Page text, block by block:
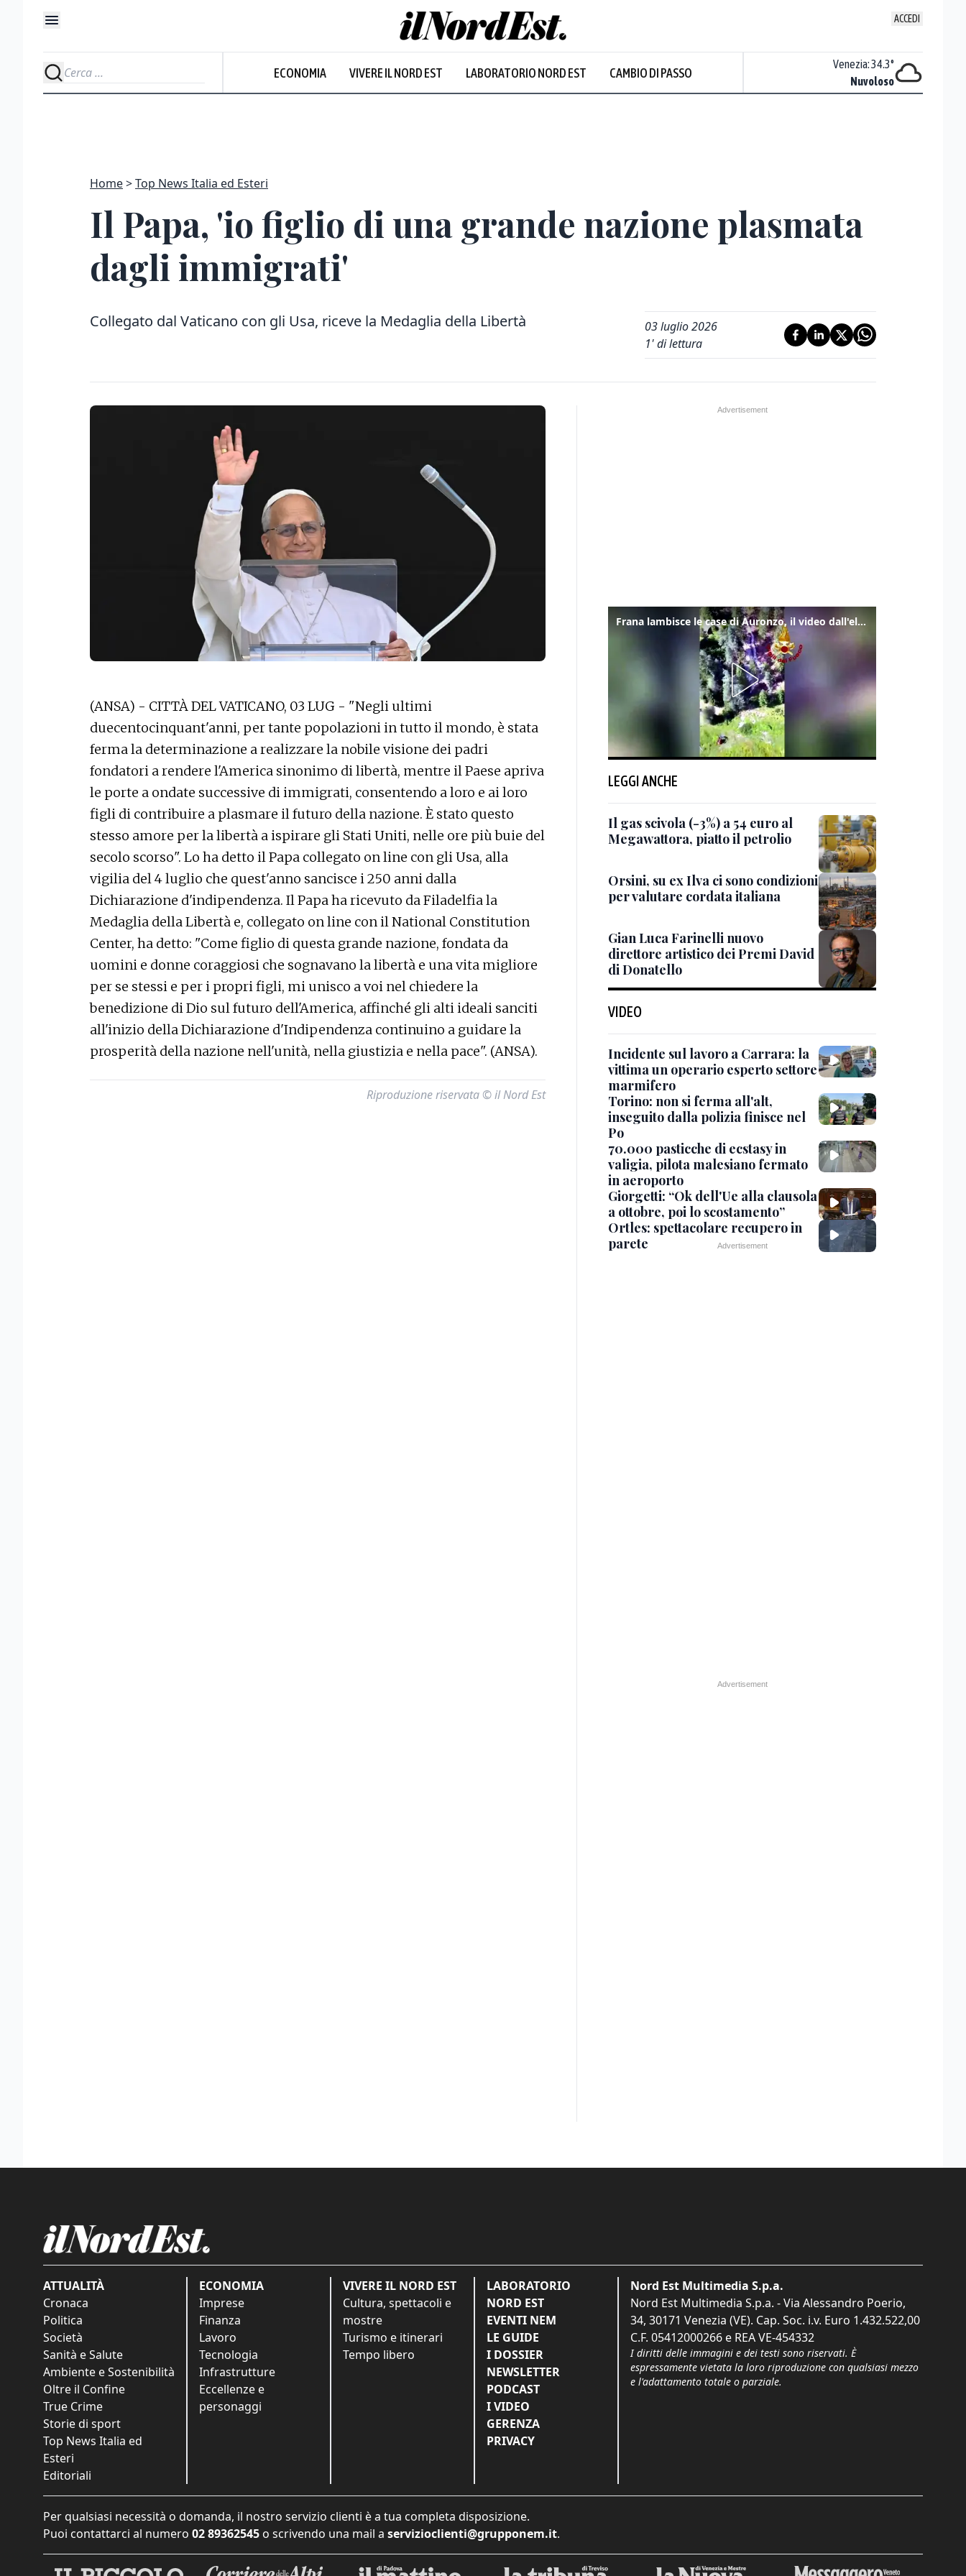
ACCEDI
ECONOMIA VIVERE IL NORD EST LABORATORIO NORD EST CAMBIO DI PASSO
Nuvoloso
Venezia:34.3°
Nuvoloso
Home Top News Italia ed Esteri
Il Papa, 'io figlio di una grande nazione plasmata
dagli immigrati'
Collegato dal Vaticano con gli Usa, riceve la Medaglia della Libertà
03 luglio 2026
1' di lettura
(ANSA) - CITTÀ DEL VATICANO, 03 LUG - "Negli ultimi
duecentocinquant'anni, per tante popolazioni in tutto il mondo, è stata
ferma la determinazione a realizzare la nobile visione dei padri
fondatori a rendere l'America sinonimo di libertà, mentre il Paese apriva
le porte a ondate successive di immigrati, consentendo a loro e ai loro
figli di contribuire a plasmare il futuro della nazione. È stato questo
stesso amore per la libertà a ispirare gli Stati Uniti, nelle ore più buie del
secolo scorso". Lo ha detto il Papa collegato on line con gli Usa, alla
vigilia del 4 luglio che quest'anno sancisce i 250 anni dalla
Dichiarazione d'indipendenza. Il Papa ha ricevuto da Filadelfia la
Medaglia della Libertà e, collegato on line con il National Constitution
Center, ha detto: "Come figlio di questa grande nazione, fondata da
uomini e donne coraggiosi che sognavano la libertà e una vita migliore
per se stessi e per i propri figli, mi unisco a voi nel chiedere la
benedizione di Dio sul futuro dell'America, affinché gli alti ideali sanciti
all'inizio della Dichiarazione d'Indipendenza continuino a guidare la
prosperità della nazione nell'unità, nella giustizia e nella pace". (ANSA).
Riproduzione riservata © il Nord Est
Frana lambisce le case di Auronzo, il video dall'elicottero dei vigili del fuoco
LEGGI ANCHE
Il gas scivola (-3%) a 54 euro al
Megawattora, piatto il petrolio
Orsini, su ex Ilva ci sono condizioni
per valutare cordata italiana
Gian Luca Farinelli nuovo
direttore artistico dei Premi David
di Donatello
VIDEO
Incidente sul lavoro a Carrara: la
vittima un operario esperto settore
marmifero
Torino: non si ferma all'alt,
inseguito dalla polizia finisce nel
Po
70.000 pasticche di ecstasy in
valigia, pilota malesiano fermato
in aeroporto
Giorgetti: “Ok dell'Ue alla clausola
a ottobre, poi lo scostamento”
Ortles: spettacolare recupero in
parete
ATTUALITÀ
Cronaca
Politica
Società
Sanità e Salute
Ambiente e Sostenibilità
Oltre il Confine
True Crime
Storie di sport
Top News Italia ed
Esteri
Editoriali
ECONOMIA
Imprese
Finanza
Lavoro
Tecnologia
Infrastrutture
Eccellenze e
personaggi
VIVERE IL NORD EST
Cultura, spettacoli e
mostre
Turismo e itinerari
Tempo libero
LABORATORIO
NORD EST
EVENTI NEM
LE GUIDE
I DOSSIER
NEWSLETTER
PODCAST
I VIDEO
GERENZA
PRIVACY
Nord Est Multimedia S.p.a.
Nord Est Multimedia S.p.a. - Via Alessandro Poerio,
34, 30171 Venezia (VE). Cap. Soc. i.v. Euro 1.432.522,00
C.F. 05412000266 e REA VE-454332
I diritti delle immagini e dei testi sono riservati. È
espressamente vietata la loro riproduzione con qualsiasi mezzo
e l'adattamento totale o parziale.
Per qualsiasi necessità o domanda, il nostro servizio clienti è a tua completa disposizione.
Puoi contattarci al numero 02 89362545 o scrivendo una mail a servizioclienti@grupponem.it.